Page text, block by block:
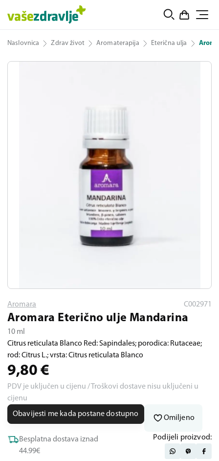
Naslovnica Zdrav život Aromaterapija Eterična ulja
Aromara C002971
Aromara Eterično ulje Mandarina
10 ml
Citrus reticulata Blanco Red: Sapindales; porodica: Rutaceae;
rod: Citrus L.; vrsta: Citrus reticulata Blanco
9,80 €
PDV je uključen u cijenu / Troškovi dostave nisu uključeni u
cijenu
Obavijesti me kada postane dostupno
Omiljeno
Besplatna dostava iznad
44.99€
Podijeli proizvod: